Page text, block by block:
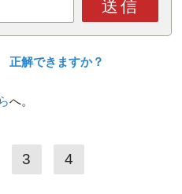
送信
解できますか？
へ。
3 4